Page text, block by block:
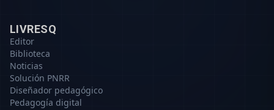
LIVRESQ
Editor
Biblioteca
Noticias
Solución PNRR
Diseñador pedagógico
Pedagogía digital